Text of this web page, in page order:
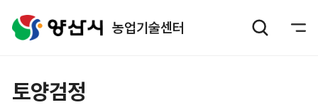
농업기술센터
토양검정